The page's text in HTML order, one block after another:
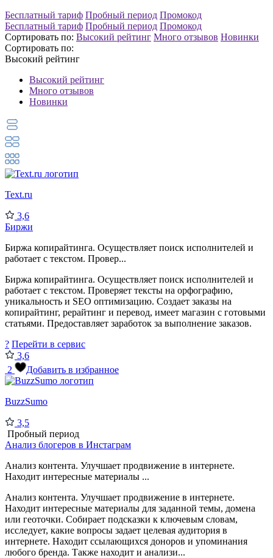
Бесплатный тариф Пробный период Промокод
Бесплатный тариф Пробный период Промокод
Сортировать по: Высокий рейтинг Много отзывов Новинки
Сортировать по:
Высокий рейтинг
Высокий рейтинг
Много отзывов
Новинки
Text.ru
3,6
Биржи
Биржа копирайтинга. Осуществляет поиск исполнителей и
работает с текстом. Провер...
Биржа копирайтинга. Осуществляет поиск исполнителей и
работает с текстом. Проверяет тексты на орфографию,
уникальность и SEO оптимизацию. Создает заказы на
копирайтинг, рерайтинг и перевод, имеет магазин с готовыми
статьями. Предоставляет заработок за выполнение заказов.
? Перейти в сервис
3,6
2
Добавить в избранное
BuzzSumo
3,5
Пробный период
Анализ блогеров в Инстаграм
Анализ контента. Улучшает продвижение в интернете.
Находит интересные материалы ...
Анализ контента. Улучшает продвижение в интернете.
Находит интересные материалы для заданной темы, домена
или геоточки. Собирает подсказки к ключевым словам,
исследует, какие вопросы задает целевая аудитория в
интернете. Находит ссылающихся доноров и упоминания
любого бренда. Также находит и анализи...